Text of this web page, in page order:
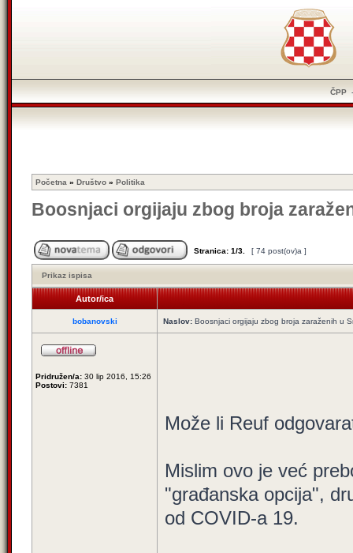
ČPP
Početna » Društvo » Politika
Boosnjaci orgijaju zbog broja
Stranica: 1/3 [ 74 post(ov)a ]
Prikaz ispisa
Autor/ica
bobanovski Naslov: Boosnjaci orgijaju zbog broja zaraženih u
Pridružen/a: 30 lip 2016, 15:26
Postovi: 7381
Može li Reuf
Mislim ovo je već
"građanska opcija",
od COVID-a 19.